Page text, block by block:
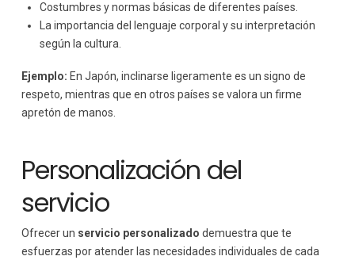
Costumbres y normas básicas de diferentes países.
La importancia del lenguaje corporal y su interpretación
según la cultura.
Ejemplo: En Japón, inclinarse ligeramente es un signo de
respeto, mientras que en otros países se valora un firme
apretón de manos.
Personalización del
servicio
Ofrecer un servicio personalizado demuestra que te
esfuerzas por atender las necesidades individuales de cada